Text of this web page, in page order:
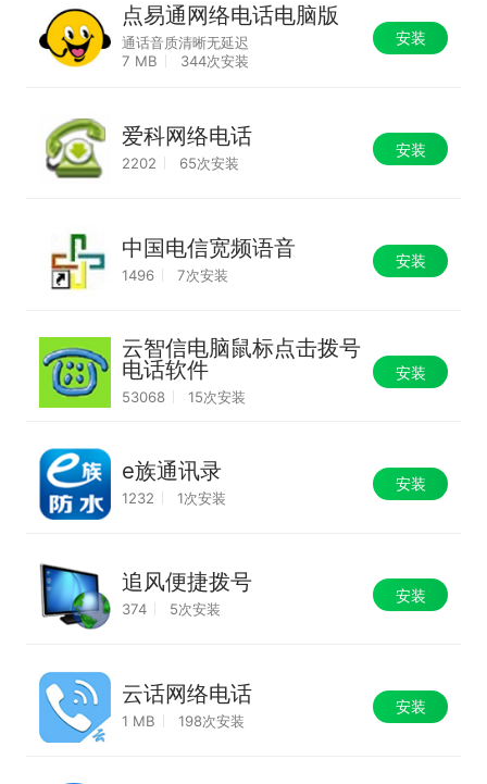
点易通网络电话电脑版
通话音质清晰无延迟
7 MB
344次安装
安装
爱科网络电话
2202 65次安装
安装
中国电信宽频语音
1496 7次安装
安装
云智信电脑鼠标点击拨号
电话软件
53068 15次安装
安装
e族通讯录
1232 1次安装
安装
追风便捷拨号
374 5次安装
安装
云话网络电话
1 MB 198次安装
安装